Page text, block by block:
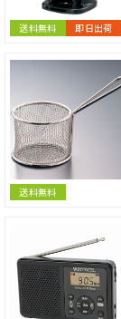
送料無料 即日出荷
送料無料